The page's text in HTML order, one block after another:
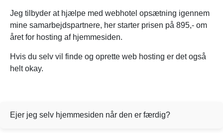
Jeg tilbyder at hjælpe med webhotel opsætning igennem
mine samarbejdspartnere, her starter prisen på 895,- om
året for hosting af hjemmesiden.
Hvis du selv vil finde og oprette web hosting er det også
helt okay.
Ejer jeg selv hjemmesiden når den er færdig?